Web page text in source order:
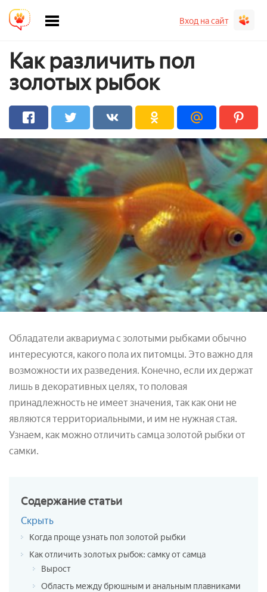
Вход на сайт
Как различить пол
золотых рыбок
Обладатели аквариума с золотыми рыбками обычно
интересуются, какого пола их питомцы. Это важно для
возможности их разведения. Конечно, если их держат
лишь в декоративных целях, то половая
принадлежность не имеет значения, так как они не
являются территориальными, и им не нужная стая.
Узнаем, как можно отличить самца золотой рыбки от
самки.
Содержаниестатьи
Скрыть
Когда проще узнать пол золотой рыбки
Как отличить золотых рыбок: самку от самца
Вырост
Область между брюшным и анальным плавниками